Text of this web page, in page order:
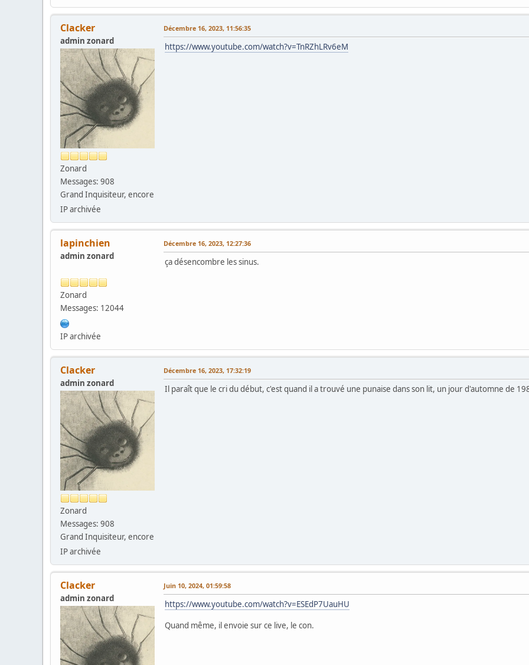
Clacker
admin zonard
Zonard
Messages: 908
Grand Inquisiteur, encore
IP archivée
Décembre 16, 2023, 11:56:35
https://www.youtube.com/watch?v=TnRZhLRv6eM
lapinchien
admin zonard
Zonard
Messages: 12044
IP archivée
Décembre 16, 2023, 12:27:36
ça désencombre les sinus.
Clacker
admin zonard
Zonard
Messages: 908
Grand Inquisiteur, encore
IP archivée
Décembre 16, 2023, 17:32:19
Il paraît que le cri du début, c'est quand il a trouvé une punaise dans son lit, un jour d'automne de
Clacker
admin zonard
Juin 10, 2024, 01:59:58
https://www.youtube.com/watch?v=ESEdP7UauHU
Quand même, il envoie sur ce live, le con.